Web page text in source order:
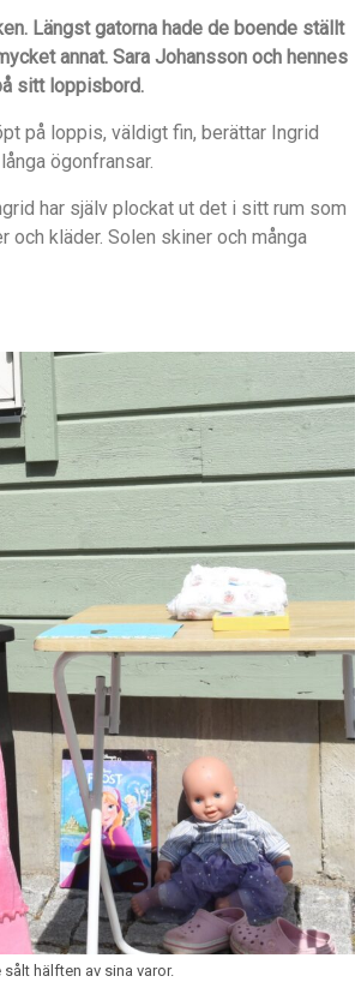
Längst gatorna hade de boende ställt
annat. Sara Johansson och hennes
å sitt loppisbord.
på loppis, väldigt fin, berättar Ingrid
ögonfransar.
har själv plockat ut det i sitt rum som
och kläder. Solen skiner och många
hälften av sina varor.